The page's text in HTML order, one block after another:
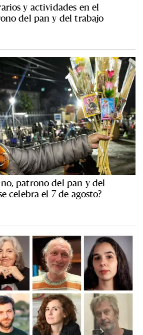
y actividades en el
del pan y del trabajo
patrono del pan y del
celebra el 7 de agosto?